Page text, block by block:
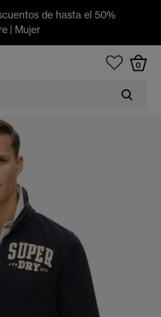
de hasta el 50%
| Mujer
0